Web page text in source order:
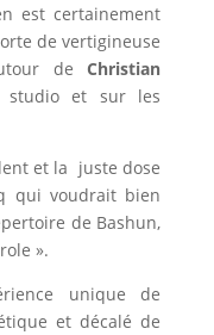
est certainement
de vertigineuse
deChristian
studio et sur les
et la juste dose
qui voudrait bien
de Bashun,
».
unique de
et décalé de